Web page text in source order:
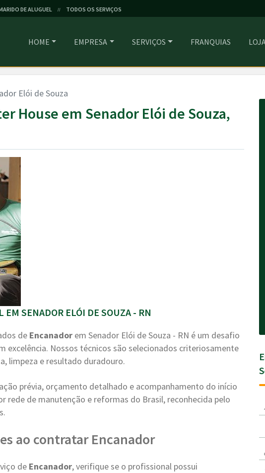
DE ALUGUEL // TODOS OS SERVIÇOS
HOME EMPRESA SERVIÇOS FRANQUIAS
Elói de Souza
House em Senador Elói de Souza,
EM SENADOR ELÓI DE SOUZA - RN
de Encanador em Senador Elói de Souza - RN é um desafio
excelência. Nossos técnicos são selecionados criteriosamente
limpeza e resultado duradouro.
prévia, orçamento detalhado e acompanhamento do início
rede de manutenção e reformas do Brasil, reconhecida pelo
ao contratar Encanador
de Encanador, verifique se o profissional possui